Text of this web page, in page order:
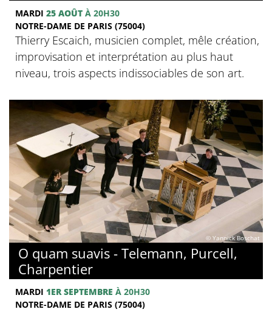
MARDI 25 AOÛT À 20H30
NOTRE-DAME DE PARIS (75004)
Thierry Escaich, musicien complet, mêle création,
improvisation et interprétation au plus haut
niveau, trois aspects indissociables de son art.
© Yannick Boschat
O quam suavis - Telemann, Purcell,
Charpentier
MARDI 1ER SEPTEMBRE À 20H30
NOTRE-DAME DE PARIS (75004)